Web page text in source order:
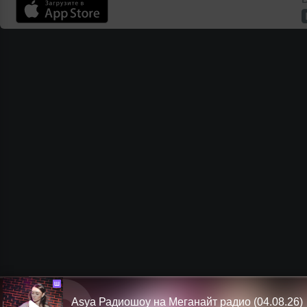
Ш
Asya Радиошоу на Меганайт радио (04.08.26)